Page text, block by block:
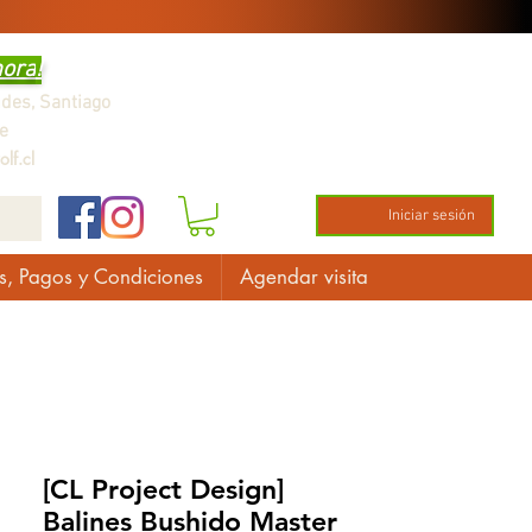
!
Santiago
Iniciar sesión
Pagos y Condiciones Agendar visita
[CL Project Design]
Balines Bushido Master